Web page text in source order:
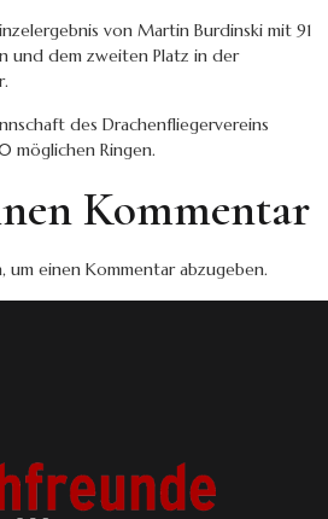
von Martin Burdinski mit 91
und dem zweiten Platz in der
des Drachenfliegervereins
möglichen Ringen.
Kommentar
um einen Kommentar abzugeben.